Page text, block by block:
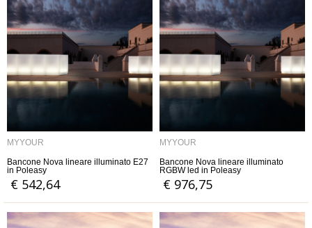
MYYOUR
Bancone Nova lineare illuminato E27
in Poleasy
€ 542,64
MYYOUR
Bancone Nova lineare illuminato
RGBW led in Poleasy
€ 976,75